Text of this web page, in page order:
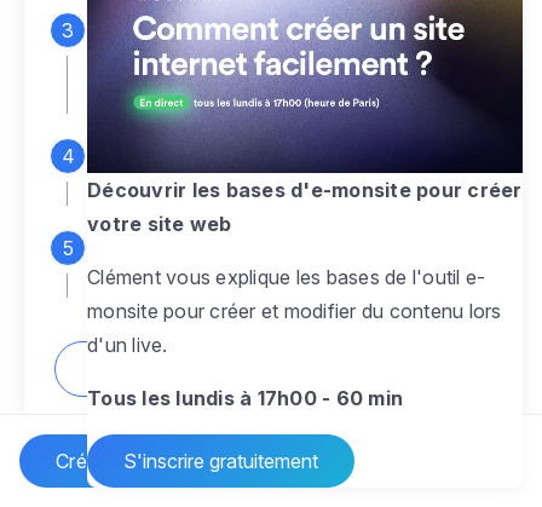
Créer un site Internet
Personnalisez entièrement le
designpour créer un site web sur-mesure,
à votre image
Ajoutez des pagessans limite pour
présenter votre activité, votre passion
pour rendre votre site dynamique
Découvrir les bases d'e-monsite pour créer
votre site web
Clément vous explique les bases de l'outil e-
monsite pour créer et modifier du contenu lors
d'un live.
Tous les lundis à 17h00 - 60 min
S'inscrire gratuitement